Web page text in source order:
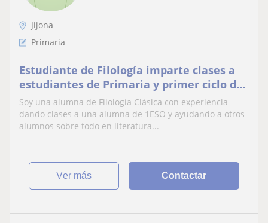
Jijona
Primaria
Estudiante de Filología imparte clases a
estudiantes de Primaria y primer ciclo de
la ESO (todas las materias)
Soy una alumna de Filología Clásica con experiencia
dando clases a una alumna de 1ESO y ayudando a otros
alumnos sobre todo en literatura...
ver más Contactar